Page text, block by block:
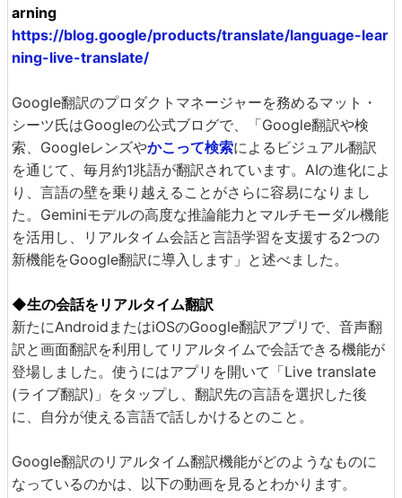
arning
https://blog.google/products/translate/language-lear
ning-live-translate/
Google翻訳のプロダクトマネージャーを務めるマット・
シーツ氏はGoogleの公式ブログで、「Google翻訳や検
索、Googleレンズやかこって検索によるビジュアル翻訳
を通じて、毎月約1兆語が翻訳されています。AIの進化によ
り、言語の壁を乗り越えることがさらに容易になりまし
た。Geminiモデルの高度な推論能力とマルチモーダル機能
を活用し、リアルタイム会話と言語学習を支援する2つの
新機能をGoogle翻訳に導入します」と述べました。
◆生の会話をリアルタイム翻訳
新たにAndroidまたはiOSのGoogle翻訳アプリで、音声翻
訳と画面翻訳を利用してリアルタイムで会話できる機能が
登場しました。使うにはアプリを開いて「Live translate
(ライブ翻訳)」をタップし、翻訳先の言語を選択した後
に、自分が使える言語で話しかけるとのこと。
Google翻訳のリアルタイム翻訳機能がどのようなものに
なっているのかは、以下の動画を見るとわかります。